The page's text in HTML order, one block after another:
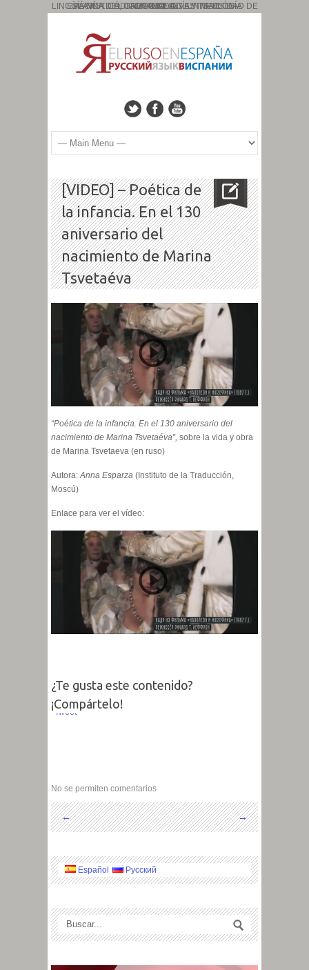
PÁGINA DEL GRUPO DE INVESTIGACIÓN: ESLAVÍSTICA, CAUCASOLOGÍA Y TIPOLOGÍA LINGÜÍSTICA. CÓDIGO: HUM: 827. UNIVERSIDAD DE GRANADA
[VIDEO] – Poética de
la infancia. En el 130
aniversario del
nacimiento de Marina
Tsvetaéva
“Poética de la infancia. En el 130 aniversario del
nacimiento de Marina Tsvetaéva”, sobre la vida y obra
de Marina Tsvetaeva (en ruso)
Autora:Anna Esparza (Instituto de la Traducción,
Moscú)
Enlace para ver el vídeo:
¿Te gusta este contenido?
¡Compártelo!
Tweet
No se permiten comentarios
← →
Español Русский